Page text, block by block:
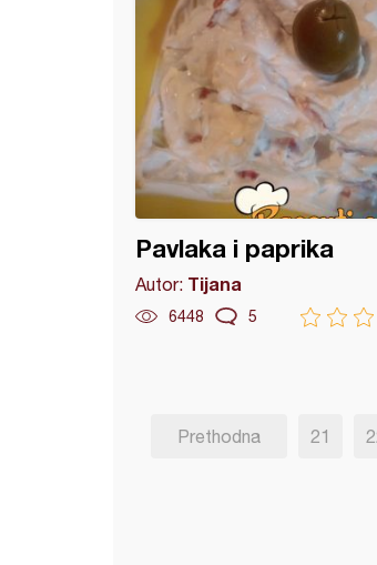
Pavlaka i paprika
Autor: Tijana
6448 5
Prethodna 21